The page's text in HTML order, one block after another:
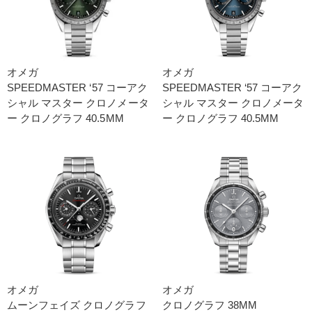
オメガ
SPEEDMASTER ‘5 7 コーアク
シャル マスター クロノメータ
ー クロノグラフ 40.5M M
オメガ
SPEEDMASTER ‘5 7 コーアク
シャル マスター クロノメータ
ー クロノグラフ 40.5M M
オメガ
ムーンフェイズ クロノグラフ
オメガ
クロノグラフ 38M M